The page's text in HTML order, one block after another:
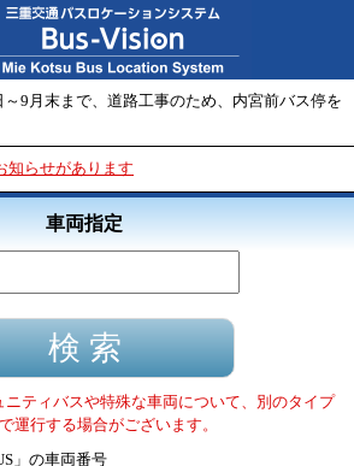
～9月末まで、道路工事のため、内宮前バス停を
知らせがあります
車両指定
ティバスや特殊な車両について、別のタイプ
運行する場合がございます。
」 の車両番号